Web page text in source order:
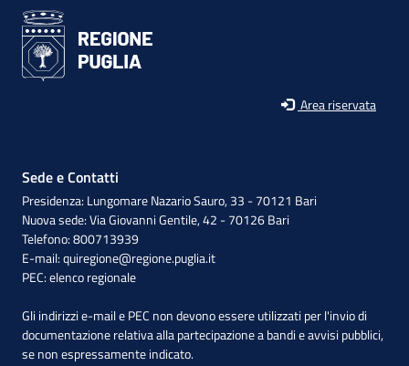
Area riservata
Sede e Contatti
Presidenza: Lungomare Nazario Sauro, 33 - 70121 Bari
Nuova sede: Via Giovanni Gentile, 42 - 70126 Bari
Telefono: 800713939
E-mail:quiregione@regione.puglia.it
PEC:elenco regionale
Gli indirizzi e-mail e PEC non devono essere utilizzati per l'invio di
documentazione relativa alla partecipazione a bandi e avvisi pubblici,
se non espressamente indicato.